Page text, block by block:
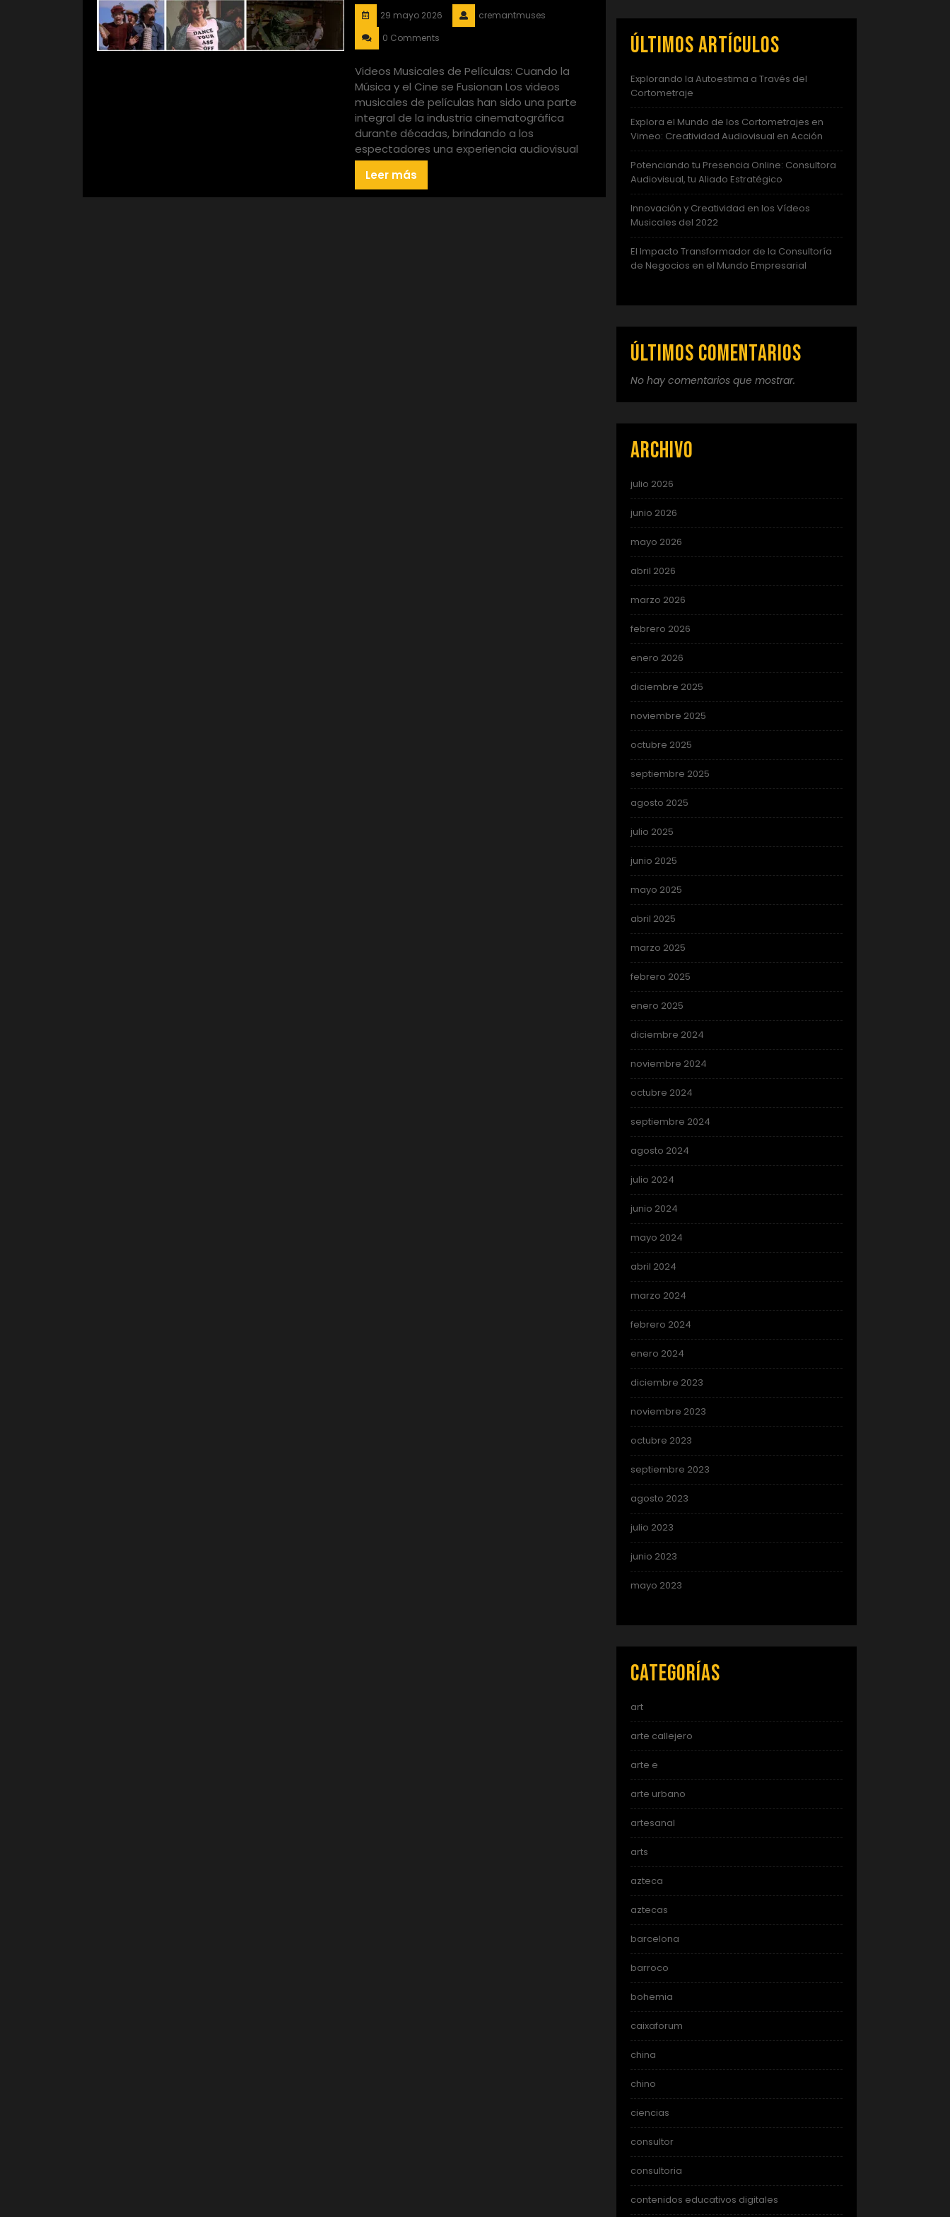
29 mayo 2026
cremantmuses
0 Comments
Videos Musicales de Películas: Cuando la
Música y el Cine se Fusionan Los videos
musicales de películas han sido una parte
integral de la industria cinematográfica
durante décadas, brindando a los
espectadores una experiencia audiovisual
Leer más
Últimos artículos
Explorando la Autoestima a Través del
Cortometraje
Explora el Mundo de los Cortometrajes en
Vimeo: Creatividad Audiovisual en Acción
Potenciando tu Presencia Online: Consultora
Audiovisual, tu Aliado Estratégico
Innovación y Creatividad en los Vídeos
Musicales del 2022
El Impacto Transformador de la Consultoría
de Negocios en el Mundo Empresarial
Últimos comentarios
No hay comentarios que mostrar.
Archivo
julio 2026
junio 2026
mayo 2026
abril 2026
marzo 2026
febrero 2026
enero 2026
diciembre 2025
noviembre 2025
octubre 2025
septiembre 2025
agosto 2025
julio 2025
junio 2025
mayo 2025
abril 2025
marzo 2025
febrero 2025
enero 2025
diciembre 2024
noviembre 2024
octubre 2024
septiembre 2024
agosto 2024
julio 2024
junio 2024
mayo 2024
abril 2024
marzo 2024
febrero 2024
enero 2024
diciembre 2023
noviembre 2023
octubre 2023
septiembre 2023
agosto 2023
julio 2023
junio 2023
mayo 2023
Categorías
art
arte callejero
arte e
arte urbano
artesanal
arts
azteca
aztecas
barcelona
barroco
bohemia
caixaforum
china
chino
ciencias
consultor
consultoria
contenidos educativos digitales